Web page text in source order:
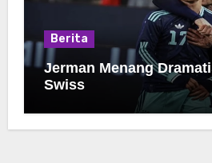
Berita
Jerman Menang
Swiss